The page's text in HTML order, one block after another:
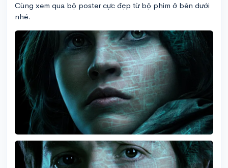
Cùng xem qua bộ poster cực đẹp từ bộ phim ở bên dưới
nhé.